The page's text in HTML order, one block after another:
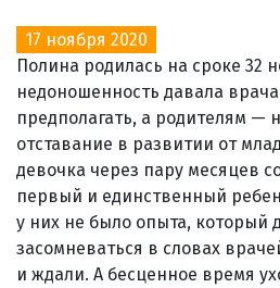
17 ноября 2020
Полина родилась на сроке 32
недоношенность давала
предполагать, а родителям —
отставание в развитии от
девочка через пару месяцев
первый и единственный
у них не было опыта, который
засомневаться в словах
и ждали. А бесценное время